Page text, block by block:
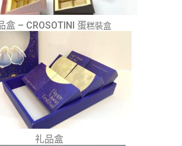
盒 – CROSOTINI 蛋糕裝盒
礼品盒